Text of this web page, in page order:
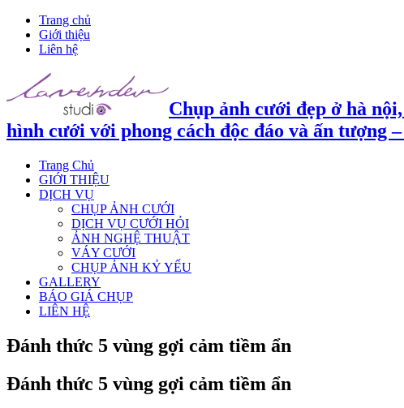
Trang chủ
Giới thiệu
Liên hệ
Chụp ảnh cưới đẹp ở hà
hình cưới với phong cách độc đáo và ấn tượng
Trang Chủ
GIỚI THIỆU
DỊCH VỤ
CHỤP ẢNH CƯỚI
DỊCH VỤ CƯỚI HỎI
ẢNH NGHỆ THUẬT
VÁY CƯỚI
CHỤP ẢNH KỶ YẾU
GALLERY
BÁO GIÁ CHỤP
LIÊN HỆ
Đánh thức 5 vùng gợi cảm tiềm ẩn
Đánh thức 5 vùng gợi cảm tiềm ẩn